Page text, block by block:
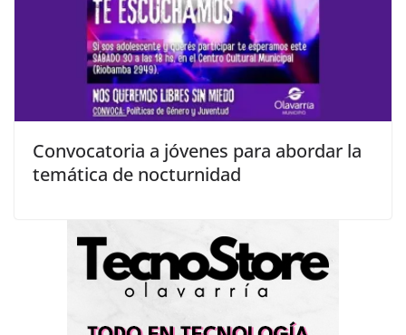
Convocatoria a jóvenes para abordar la
temática de nocturnidad